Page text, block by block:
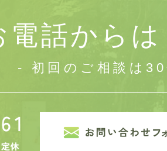
話から
- 初回のご相談は